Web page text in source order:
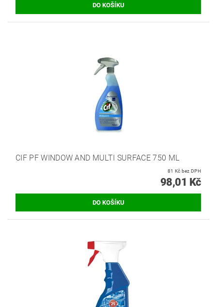
CIF PF WINDOW AND MULTI SURFACE 750 ML
81 Kč bez DPH
98,01 Kč